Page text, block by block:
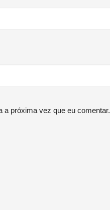
a próxima vez que eu comentar.